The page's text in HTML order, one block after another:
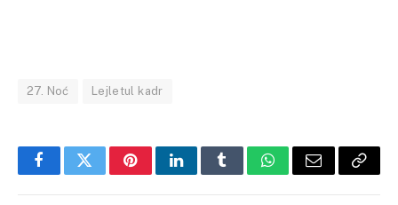
27. Noć Lejletul kadr
FacebookTwitterPinterestLinkedInTumblrWhatsApp
Email Copy